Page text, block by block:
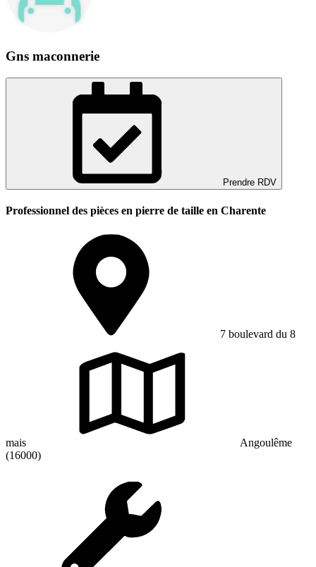
Gns maconnerie
Prendre RDV
Professionnel des pièces en pierre de taille en Charente
7 boulevard du 8
mais
Angoulême
(16000)